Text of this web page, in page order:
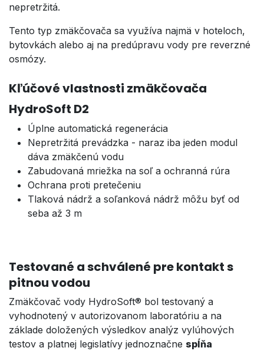
nepretržitá.
Tento typ zmäkčovača sa využíva najmä v hoteloch,
bytovkách alebo aj na predúpravu vody pre reverzné
osmózy.
Kľúčové vlastnosti zmäkčovača
HydroSoft D2
Úplne automatická regenerácia
Nepretržitá prevádzka - naraz iba jeden modul
dáva zmäkčenú vodu
Zabudovaná mriežka na soľ a ochranná rúra
Ochrana proti pretečeniu
Tlaková nádrž a soľanková nádrž môžu byť od
seba až 3 m
Testované a schválené pre kontakt s
pitnou vodou
Zmäkčovač vody HydroSoft® bol testovaný a
vyhodnotený v autorizovanom laboratóriu a na
základe doložených výsledkov analýz vylúhových
testov a platnej legislatívy jednoznačne spĺňa